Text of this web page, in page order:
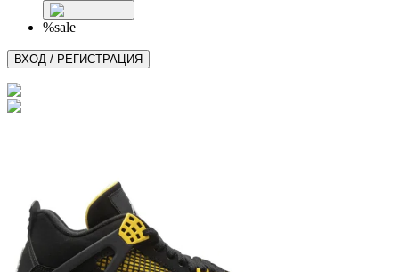
%sale
ВХОД / РЕГИСТРАЦИЯ